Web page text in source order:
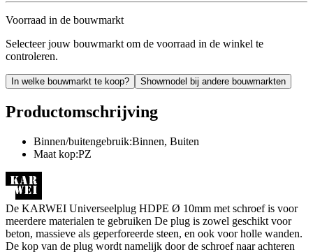
Voorraad in de bouwmarkt
Selecteer jouw bouwmarkt om de voorraad in de winkel te
controleren.
In welke bouwmarkt te koop? Showmodel bij andere bouwmarkten
Productomschrijving
Binnen/buitengebruik:Binnen, Buiten
Maat kop:PZ
De KARWEI Universeelplug HDPE Ø 10mm met schroef is voor
meerdere materialen te gebruiken De plug is zowel geschikt voor
beton, massieve als geperforeerde steen, en ook voor holle wanden.
De kop van de plug wordt namelijk door de schroef naar achteren